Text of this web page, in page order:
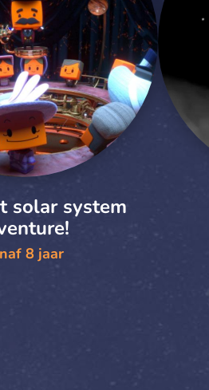
solar system
8 jaar